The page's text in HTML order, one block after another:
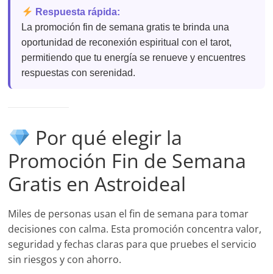
Respuesta rápida:
La promoción fin de semana gratis te brinda una
oportunidad de reconexión espiritual con el tarot,
permitiendo que tu energía se renueve y encuentres
respuestas con serenidad.
Por qué elegir la
Promoción Fin de Semana
Gratis en Astroideal
Miles de personas usan el fin de semana para tomar
decisiones con calma. Esta promoción concentra valor,
seguridad y fechas claras para que pruebes el servicio
sin riesgos y con ahorro.